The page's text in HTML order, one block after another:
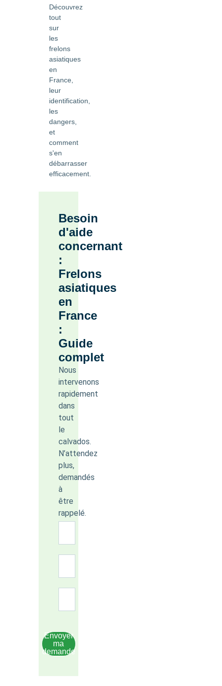
Découvrez
tout
sur
les
frelons
asiatiques
en
France,
leur
identification,
les
dangers,
et
comment
s'en
débarrasser
efficacement.
Besoin
d'aide
concernant
:
Frelons
asiatiques
en
France
:
Guide
complet
Nous
intervenons
rapidement
dans
tout
le
calvados.
N’attendez
plus,
demandés
à
être
rappelé.
Envoyer
ma
demande